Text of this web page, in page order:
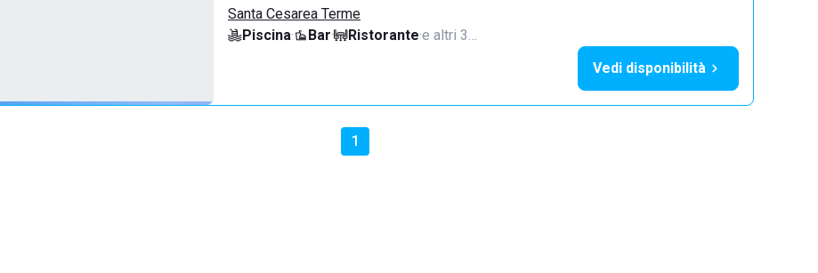
Santa Cesarea Terme
Piscina· Bar· Ristorante·e altri 3…
Vedi disponibilità
1